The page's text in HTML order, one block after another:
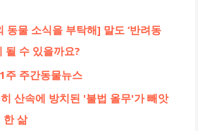
동물 소식을 부탁해] 말도 ‘반려동
될 수 있을까요?
주 주간동물뉴스
산속에 방치된 '불법 올무'가 빼앗
한 삶